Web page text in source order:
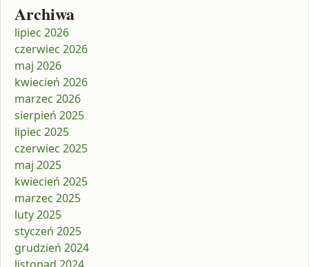
Archiwa
lipiec 2026
czerwiec 2026
maj 2026
kwiecień 2026
marzec 2026
sierpień 2025
lipiec 2025
czerwiec 2025
maj 2025
kwiecień 2025
marzec 2025
luty 2025
styczeń 2025
grudzień 2024